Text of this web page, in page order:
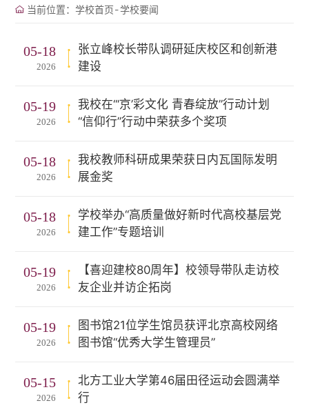
当前位置： 学校首页-学校要闻
05-18
2026
张立峰校长带队调研延庆校区和创新港
建设
05-19
2026
我校在“‘京’彩文化 青春绽放”行动计划
“信仰行”行动中荣获多个奖项
05-18
2026
我校教师科研成果荣获日内瓦国际发明
展金奖
05-18
2026
学校举办“高质量做好新时代高校基层党
建工作”专题培训
05-19
2026
【喜迎建校80周年】校领导带队走访校
友企业并访企拓岗
05-19
2026
图书馆21位学生馆员获评北京高校网络
图书馆“优秀大学生管理员”
05-15
2026
北方工业大学第46届田径运动会圆满举
行